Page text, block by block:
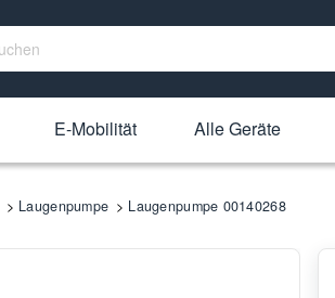
E-Mobilität Alle Geräte
Laugenpumpe Laugenpumpe 00140268